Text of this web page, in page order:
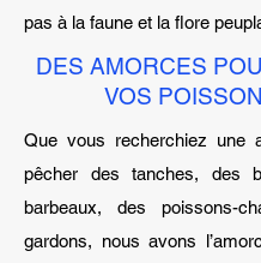
pas à la faune et la flore
DES AMORCES
VOS
Que vous recherchiez une
pêcher des tanches, des
barbeaux, des poissons-
gardons, nous avons